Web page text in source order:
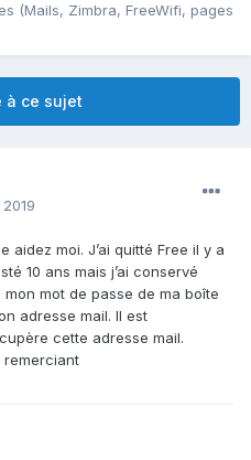
(Mails, Zimbra, FreeWifi, pages
à ce sujet
aidez moi. J’ai quitté Free il y a
10 ans mais j’ai conservé
mon mot de passe de ma boîte
adresse mail. Il est
cette adresse mail.
remerciant